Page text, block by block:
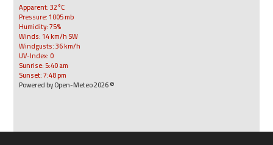
Apparent: 32°C
Pressure: 1005 mb
Humidity: 75%
Winds: 14 km/h SW
Windgusts: 36 km/h
UV-Index: 0
Sunrise: 5:40 am
Sunset: 7:48 pm
© 2026 Powered by Open-Meteo